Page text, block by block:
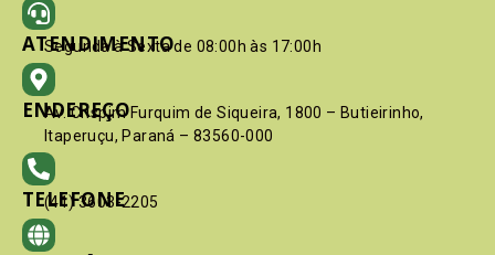
ATENDIMENTO
Segunda à Sexta de 08:00h às 17:00h
ENDEREÇO
Av. Crispim Furquim de Siqueira, 1800 – Butieirinho,
Itaperuçu, Paraná – 83560-000
TELEFONE
(41) 3603-2205